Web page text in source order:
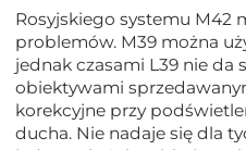
Rosyjskiego systemu M42
problemów. M39 można
jednak czasami L39 nie da
obiektywami
korekcyjne przy
ducha. Nie nadaje się dla